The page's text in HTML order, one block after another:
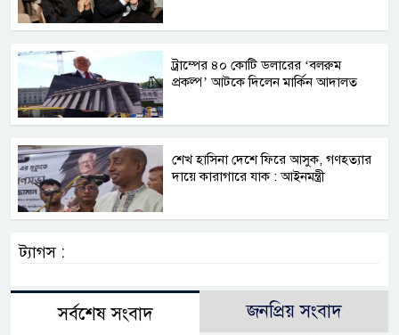
ট্রাম্পের ৪০ কোটি ডলারের ‘বলরুম
প্রকল্প’ আটকে দিলেন মার্কিন আদালত
শেখ হাসিনা দেশে ফিরে আসুক, গণহত্যার
দায়ে কারাগারে যাক : আইনমন্ত্রী
ট্যাগস :
সর্বশেষ সংবাদ জনপ্রিয় সংবাদ